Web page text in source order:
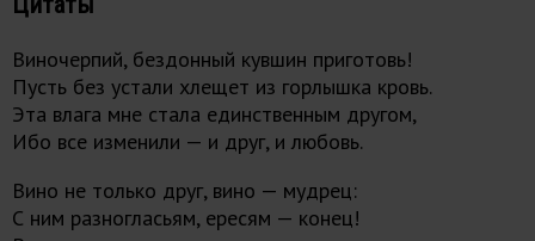
Виночерпий, бездонный кувшин приготовь!
Пусть без устали хлещет из горлышка кровь.
Эта влага мне стала единственным другом,
Ибо все изменили — и друг, и любовь.
Вино не только друг, вино — мудрец:
С ним разногласьям, ересям — конец!